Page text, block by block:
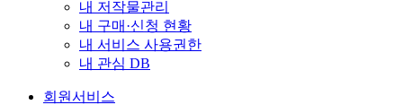
내 저작물관리
내 구매·신청 현황
내 서비스 사용권한
내 관심 DB
회원서비스